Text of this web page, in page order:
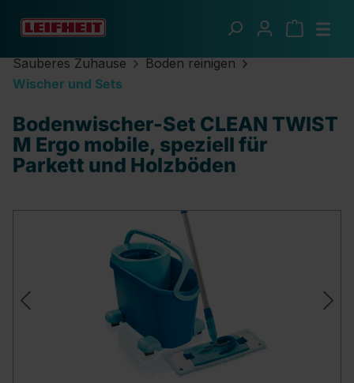
Zum Hauptinhalt springen
Sauberes Zuhause
Boden reinigen
Wischer und Sets
Bodenwischer-Set CLEAN TWIST
M Ergo mobile, speziell für
Parkett und Holzböden